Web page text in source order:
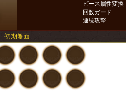
ピース属性変換
回数ガード
連続攻撃
初期盤面